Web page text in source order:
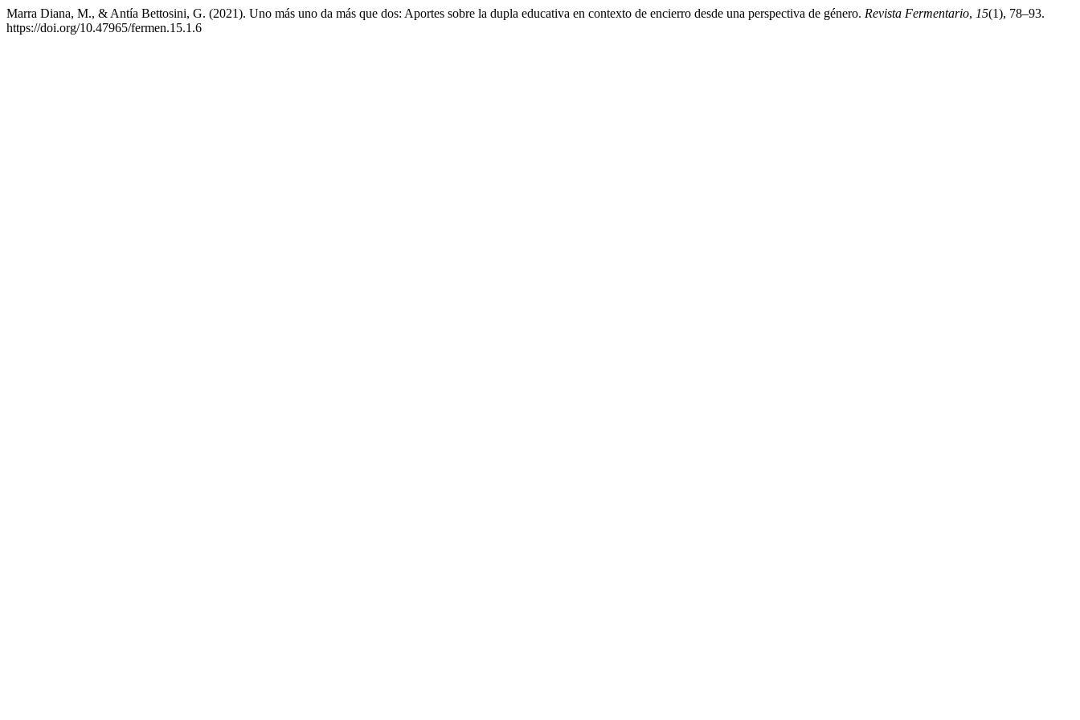
Marra Diana, M., & Antía Bettosini, G. (2021). Uno más uno da más que dos: Aportes sobre la dupla educativa en contexto de encierro desde una perspectiva de género. Revista Fermentario, 15(1), 78–93.
https://doi.org/10.47965/fermen.15.1.6